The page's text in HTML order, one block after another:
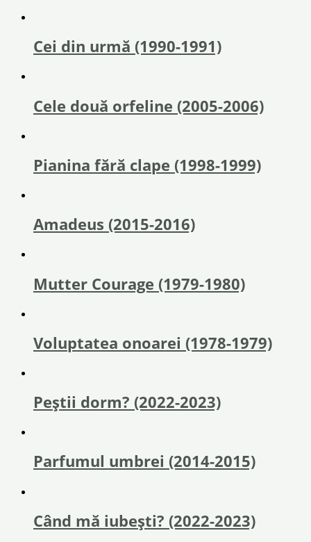
Cei din urmă (1990-1991)
Cele două orfeline (2005-2006)
Pianina fără clape (1998-1999)
Amadeus (2015-2016)
Mutter Courage (1979-1980)
Voluptatea onoarei (1978-1979)
Peștii dorm? (2022-2023)
Parfumul umbrei (2014-2015)
Când mă iubești? (2022-2023)